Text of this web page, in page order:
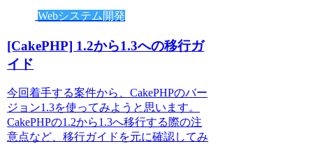
Webシステム開発
[CakePHP] 1.2から1.3への移行ガ
イド
今回着手する案件から、CakePHPのバー
ジョン1.3を使ってみようと思います。
CakePHPの1.2から1.3へ移行する際の注
意点など、移行ガイドを元に確認してみ